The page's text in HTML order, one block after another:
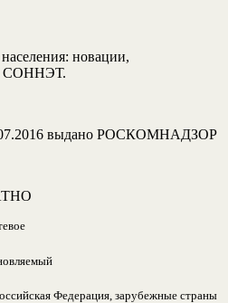
новации,
СОННЭТ.
выдано РОСКОМНАДЗОР
Федерация, зарубежные страны